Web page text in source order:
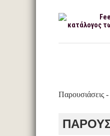
Παρουσιάσεις